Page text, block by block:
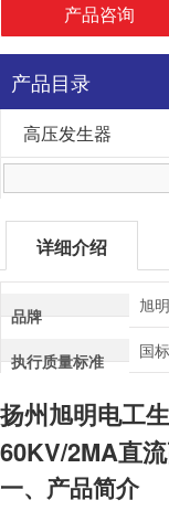
产品咨询
产品目录
高压发生器
详细介绍
品牌 旭明
执行质量标准 国标
扬州旭明电工
60KV/2MA直
一、产品简介